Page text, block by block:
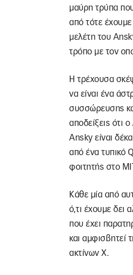
μαύρη τρύπα
από τότε έχουμε
μελέτη του
τρόπο με τον
Η τρέχουσα
να είναι ένα
συσσώρευσης
αποδείξεις ότι
Ansky είναι
από ένα τυπικό
φοιτητής στο
Κάθε μία από
ό,τι έχουμε δει
που έχει
και αμφισβητεί
ακτίνων Χ.